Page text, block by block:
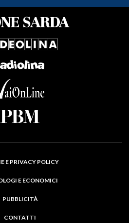
E PRIVACY POLICY
E ECONOMICI
PUBBLICITÀ
CONTATTI